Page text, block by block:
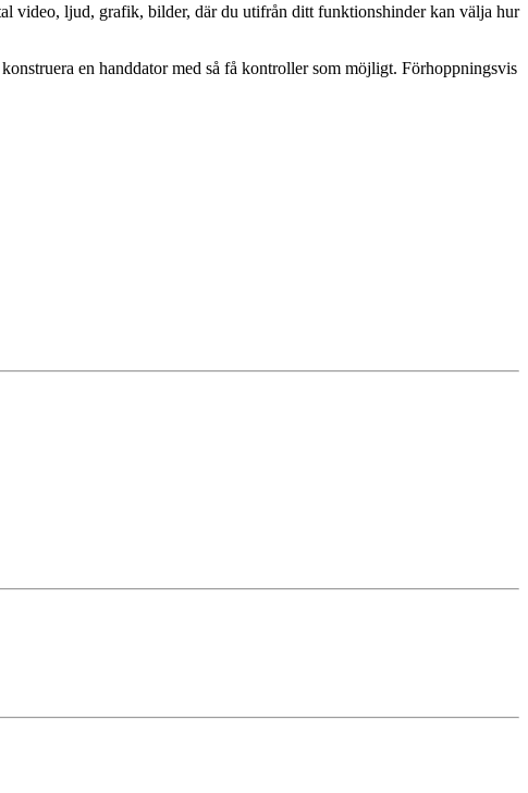
video, ljud, grafik, bilder, där du utifrån ditt funktionshinder kan välja hur
en handdator med så få kontroller som möjligt. Förhoppningsvis